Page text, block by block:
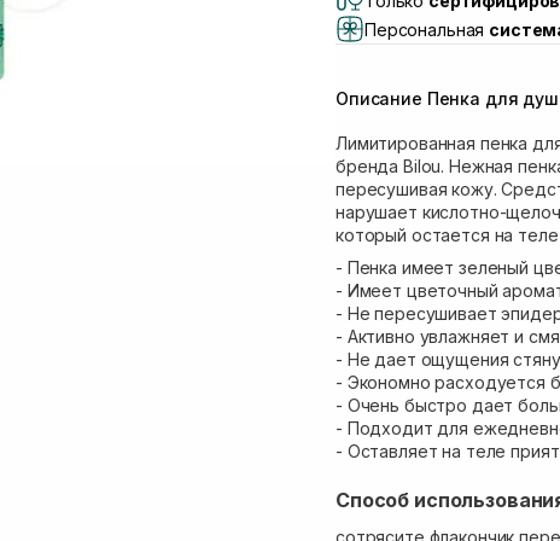
Самовывоз Львов
Самовывоз г. Львов
Самовывоз г. Ровно,
Персональная
Описание Пенка для
Лимитированная пенка
бренда Bilou. Нежная
пересушивая кожу.
нарушает кислотно-
который остается на
- Пенка имеет зеленый
- Имеет цветочный
- Не пересушивает
- Активно увлажняет и
- Не дает ощущения
- Экономно расходуется
- Очень быстро дает
- Подходит для
- Оставляет на теле
Способ
сотрясите флакончик